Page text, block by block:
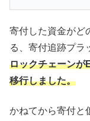
寄付した資金がど
る、寄付追跡プラ
ロックチェーンが
移行しました。
かねてから寄付と